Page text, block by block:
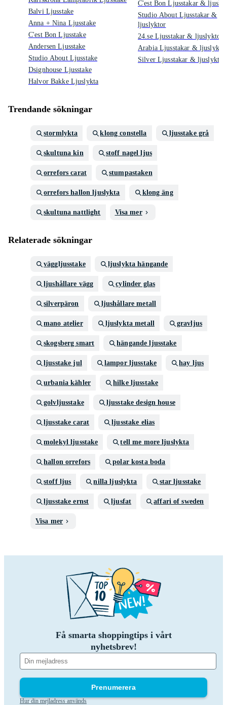
Balvi Ljusstake
Anna + Nina Ljusstake
C'est Bon Ljusstake
Andersen Ljusstake
Studio About Ljusstake
Dsignhouse Ljusstake
Halvor Bakke Ljuslykta
C'est Bon Ljusstakar &
Studio About Ljusstakar &
ljuslyktor
24.se Ljusstakar & ljuslyktor
Arabia Ljusstakar &
Silver Ljusstakar & ljuslyktor
Trendande sökningar
stormlykta klong constella ljusstake grå
skultuna kin stoff nagel ljus
orrefors carat stumpastaken
orrefors hallon ljuslykta klong äng
skultuna nattlight Visa mer
Relaterade sökningar
väggljusstake ljuslykta hängande
ljushållare vägg cylinder glas
silverpäron ljushållare metall
mano atelier ljuslykta metall gravljus
skogsberg smart hängande ljusstake
ljusstake jul lampor ljusstake hay ljus
urbania kähler hilke ljusstake
golvljusstake ljusstake design house
ljusstake carat ljusstake elias
molekyl ljusstake tell me more ljuslykta
hallon orrefors polar kosta boda
stoff ljus nilla ljuslykta star ljusstake
ljusstake ernst ljusfat affari of sweden
Visa mer
Få smarta shoppingtips i vårt
nyhetsbrev!
Prenumerera
Hur din mejladress används